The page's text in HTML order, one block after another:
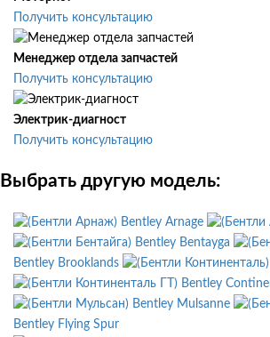
Получить консультацию
Менеджер отдела запчастей
Получить консультацию
Электрик-диагност
Получить консультацию
Выбрать другую модель:
Bentley Arnage
Bentley Bentayga
Bentley Brooklands
Bentley
Bentley Mulsanne
Bentley Flying Spur